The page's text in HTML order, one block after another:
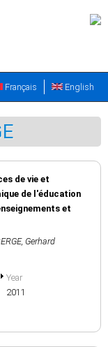
English
Français
de vie et
de l'éducation
et
, Gerhard
Year
2011